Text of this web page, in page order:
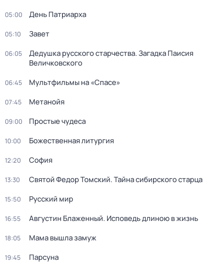
05:00 День Патриарха
05:10 Завет
06:05
Дедушкa русского старчества. Загадка Паиcия
Величковского
06:45 Мультфильмы на «Спасе»
07:45 Метанойя
09:00 Простые чудеса
10:00 Божественная литургия
12:20 София
13:30 Святой Федор Томский. Тайна сибирского старца
15:50 Русский мир
16:55 Августин Блаженный. Исповедь длиною в жизнь
18:05 Мама вышла замуж
19:45 Парcyна